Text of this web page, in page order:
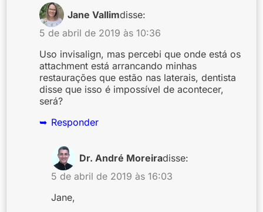
Jane Vallimdisse:
5 de abril de 2019 às 10:36
Uso invisalign, mas percebi que onde está os
attachment está arrancando minhas
restaurações que estão nas laterais, dentista
disse que isso é impossível de acontecer,
será?
Responder
Dr. André Moreiradisse:
5 de abril de 2019 às 16:03
Jane,